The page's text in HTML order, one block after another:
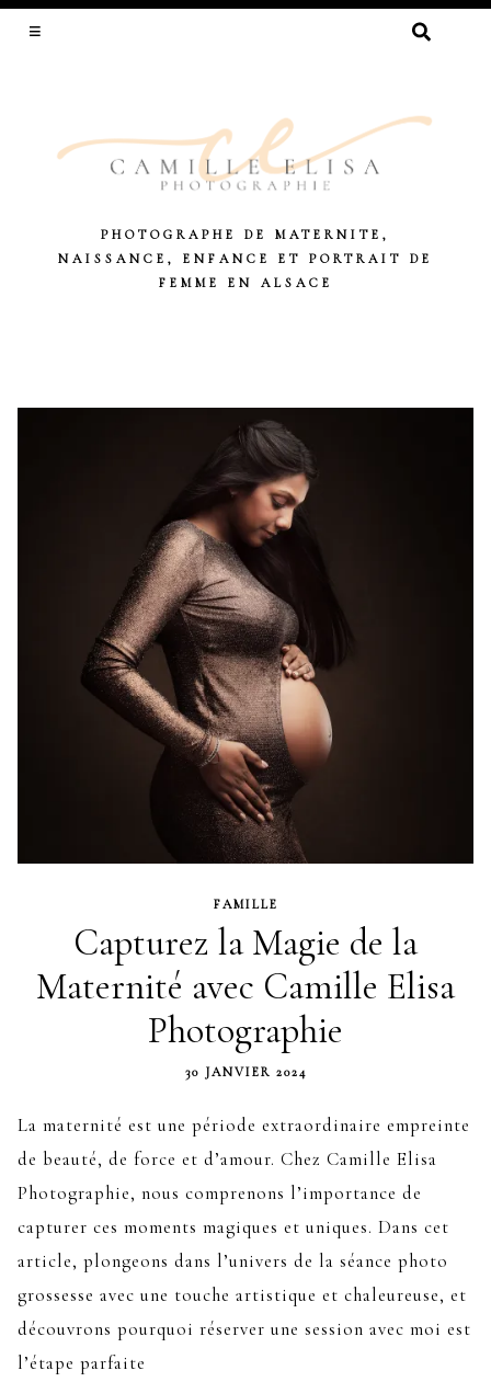
RECHERCHER :
PHOTOGRAPHE DE MATERNITE,
NAISSANCE, ENFANCE ET PORTRAIT DE
FEMME EN ALSACE
FAMILLE
Capturez la Magie de la
Maternité avec Camille Elisa
Photographie
30 JANVIER 2024
La maternité est une période extraordinaire empreinte
de beauté, de force et d’amour. Chez Camille Elisa
Photographie, nous comprenons l’importance de
capturer ces moments magiques et uniques. Dans cet
article, plongeons dans l’univers de la séance photo
grossesse avec une touche artistique et chaleureuse, et
découvrons pourquoi réserver une session avec moi est
l’étape parfaite